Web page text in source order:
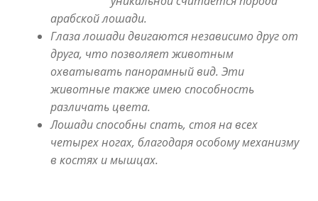
арабской лошади.
Глаза лошади двигаются независимо друг от
друга, что позволяет животным
охватывать панорамный вид. Эти
животные также имею способность
различать цвета.
Лошади способны спать, стоя на всех
четырех ногах, благодаря особому механизму
в костях и мышцах.